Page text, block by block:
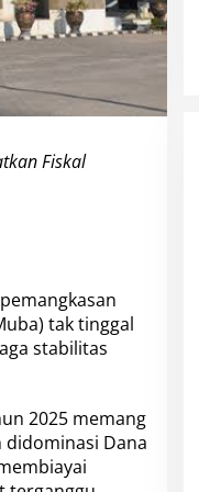
Fiskal
tak tinggal
stabilitas
2025 memang
Dana